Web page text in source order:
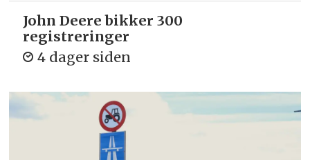
John Deere bikker 300
registreringer
4 dager siden